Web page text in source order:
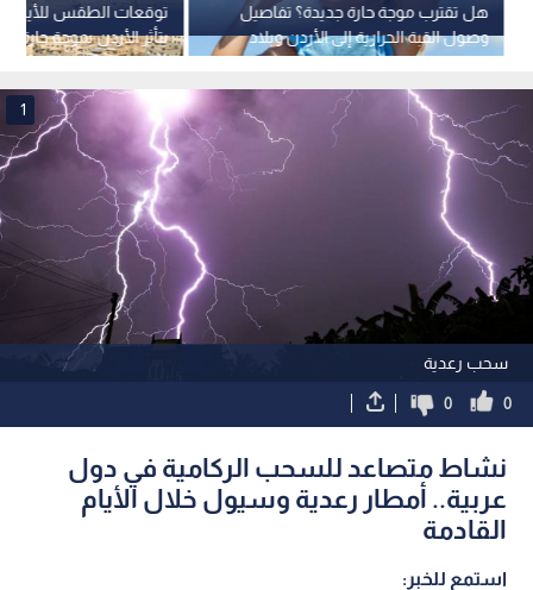
توقعات الطقس للأيام
يتأثر الأردن بموجة حارة
الحالي؟
هل تقترب موجة حارة جديدة؟ تفاصيل
وصول القبة الحرارية إلى الأردن وبلاد
الشام
سحب رعدية
1
0
0
نشاط متصاعد للسحب الركامية في دول
عربية.. أمطار رعدية وسيول خلال الأيام
القادمة
استمع للخبر: